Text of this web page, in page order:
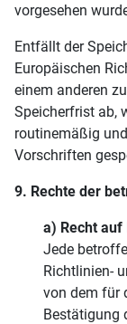
vorgesehen
Entfällt der
Europäischen
einem anderen
Speicherfrist ab,
routinemäßig
Vorschriften
9. Rechte der
a) Recht
Jede
Richtlinien-
von dem für
Bestätigung